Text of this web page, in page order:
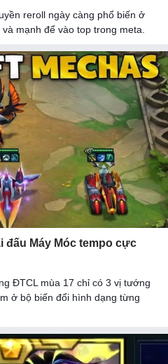
reroll ngày càng phổ biến ở
mạnh để vào top trong meta.
đấu Máy Móc tempo cực
ĐTCL mùa 17 chỉ có 3 vị tướng
ở bộ biến đổi hình dạng từng